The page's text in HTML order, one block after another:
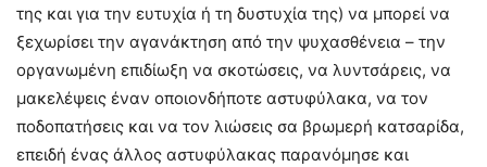
της και για την ευτυχία ή τη δυστυχία της) να μπορεί να
ξεχωρίσει την αγανάκτηση από την ψυχασθένεια – την
οργανωμένη επιδίωξη να σκοτώσεις, να λυντσάρεις, να
μακελέψεις έναν οποιονδήποτε αστυφύλακα, να τον
ποδοπατήσεις και να τον λιώσεις σα βρωμερή κατσαρίδα,
επειδή ένας άλλος αστυφύλακας παρανόμησε και